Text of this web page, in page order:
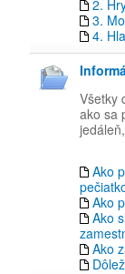
2.
3.
4.
Všetky
ako sa
Ako
Ako
Ako
Ako